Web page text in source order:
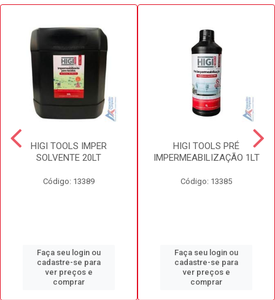
HIGI TOOLS IMPER
SOLVENTE 20LT
Código: 13389
Faça seu login ou
cadastre-se para
ver preços e
comprar
HIGI TOOLS PRÉ
IMPERMEABILIZAÇÃO 1LT
Código: 13385
Faça seu login ou
cadastre-se para
ver preços e
comprar